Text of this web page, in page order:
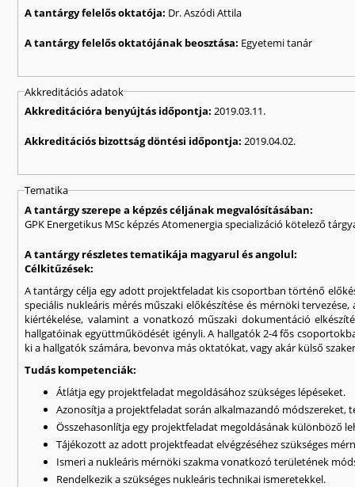
A tantárgy felelős oktatója: Dr. Aszódi Attila
A tantárgy felelős oktatójának beosztása: Egyetemi tanár
Akkreditációs adatok
Akkreditációra benyújtás időpontja:2019.03.11.
Akkreditációs bizottság döntési időpontja:2019.04.02.
Tematika
A tantárgy szerepe a képzés céljának megvalósításában:
GPK Energetikus MSc képzés Atomenergia specializáció kötelező
A tantárgy részletes tematikája magyarul és angolul:
Célkitűzések:
A tantárgy célja egy adott projektfeladat kis csoportban történő
speciális nukleáris mérés műszaki előkészítése és mérnöki
kiértékelése, valamint a vonatkozó műszaki dokumentáció
hallgatóinak együttműködését igényli. A hallgatók 2-4 fős
ki a hallgatók számára, bevonva más oktatókat, vagy akár külső
Tudás kompetenciák:
Átlátja egy projektfeladat megoldásához szükséges lépéseket.
Azonosítja a projektfeladat során alkalmazandó módszereket,
Összehasonlítja egy projektfeladat megoldásának különböző
Tájékozott az adott projektfeadat elvégzéséhez szükséges
Ismeri a nukleáris mérnöki szakma vonatkozó területének
Rendelkezik a szükséges nukleáris technikai ismeretekkel.